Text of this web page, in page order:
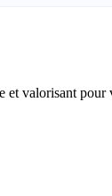
valorisant